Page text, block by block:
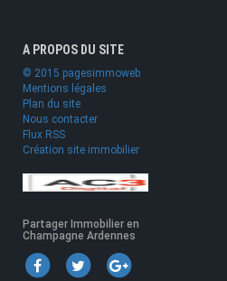
A PROPOS DU SITE
© 2015 pagesimmoweb
Mentions légales
Plan du site
Nous contacter
Flux RSS
Création site immobilier
Partager Immobilier en
Champagne Ardennes